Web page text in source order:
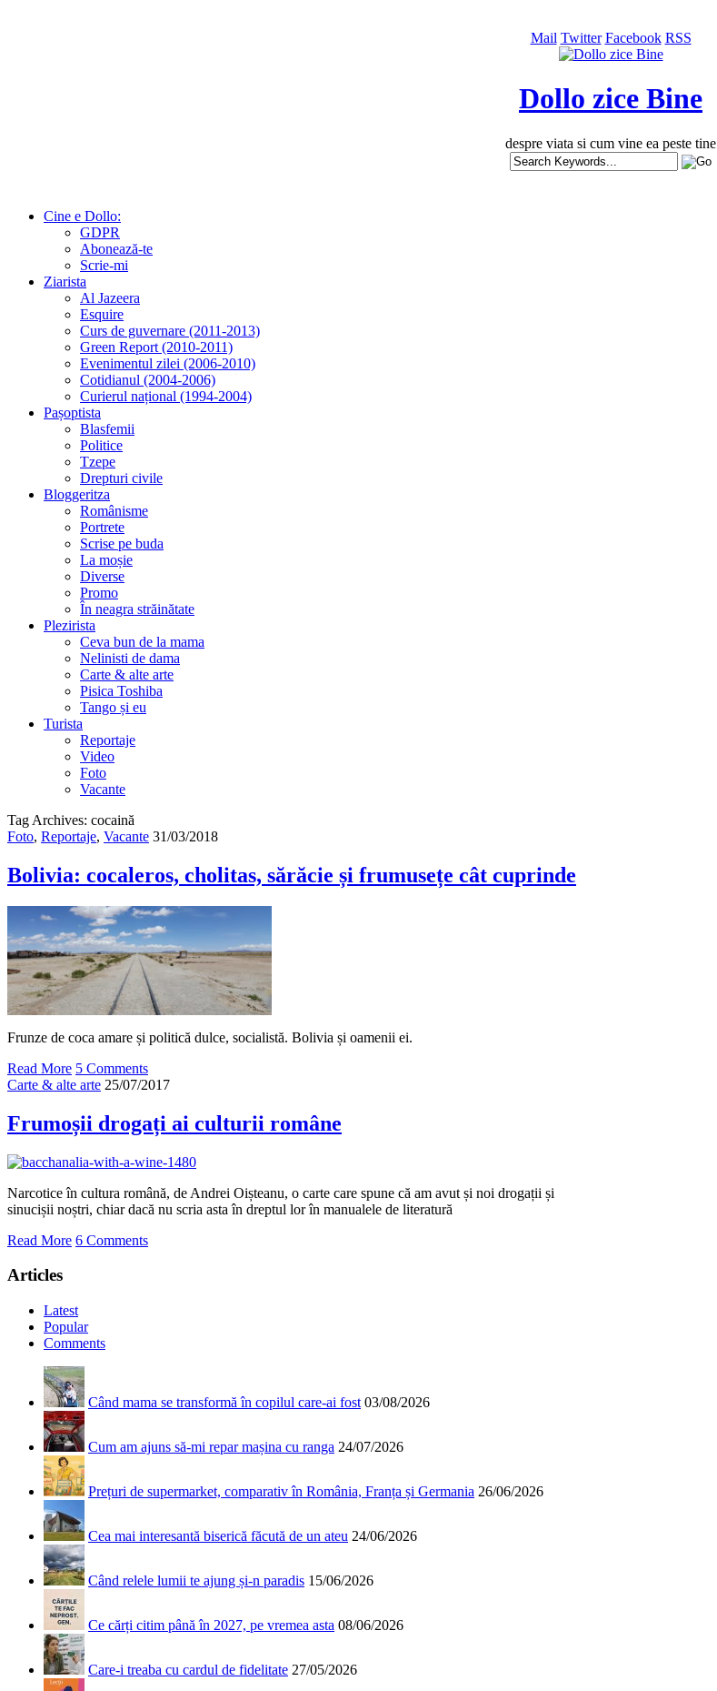
Mail Twitter Facebook RSS
Dollo zice Bine
despre viata si cum vine ea peste tine
Cine e Dollo:
GDPR
Abonează-te
Scrie-mi
Ziarista
Al Jazeera
Esquire
Curs de guvernare (2011-2013)
Green Report (2010-2011)
Evenimentul zilei (2006-2010)
Cotidianul (2004-2006)
Curierul național (1994-2004)
Pașoptista
Blasfemii
Politice
Tzepe
Drepturi civile
Bloggeritza
Românisme
Portrete
Scrise pe buda
La moșie
Diverse
Promo
În neagra străinătate
Plezirista
Ceva bun de la mama
Nelinisti de dama
Carte & alte arte
Pisica Toshiba
Tango și eu
Turista
Reportaje
Video
Foto
Vacante
Tag Archives: cocaină
Foto, Reportaje, Vacante 31/03/2018
Bolivia: cocaleros, cholitas, sărăcie și frumusețe cât cuprinde
Frunze de coca amare și politică dulce, socialistă. Bolivia și oamenii ei.
Read More 5 Comments
Carte & alte arte 25/07/2017
Frumoșii drogați ai culturii române
Narcotice în cultura română, de Andrei Oișteanu, o carte care spune că am avut și noi drogații și
sinucișii noștri, chiar dacă nu scria asta în dreptul lor în manualele de literatură
Read More 6 Comments
Articles
Latest
Popular
Comments
Când mama se transformă în copilul care-ai fost 03/08/2026
Cum am ajuns să-mi repar mașina cu ranga 24/07/2026
Prețuri de supermarket, comparativ în România, Franța și Germania 26/06/2026
Cea mai interesantă biserică făcută de un ateu 24/06/2026
Când relele lumii te ajung și-n paradis 15/06/2026
Ce cărți citim până în 2027, pe vremea asta 08/06/2026
Care-i treaba cu cardul de fidelitate 27/05/2026